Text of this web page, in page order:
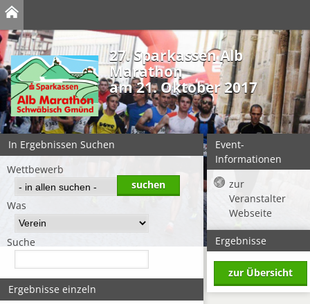
27. Sparkassen Alb
Marathon
am 21. Oktober 2017
In Ergebnissen Suchen
Wettbewerb
Was
Suche
Ergebnisse einzeln
Event-
Informationen
zur
Veranstalter
Webseite
Ergebnisse
zur Übersicht